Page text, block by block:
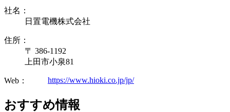
社名：
日置電機株式会社
住所：
〒 386-1192
上田市小泉81
Web： https://www.hioki.co.jp/jp/
おすすめ情報